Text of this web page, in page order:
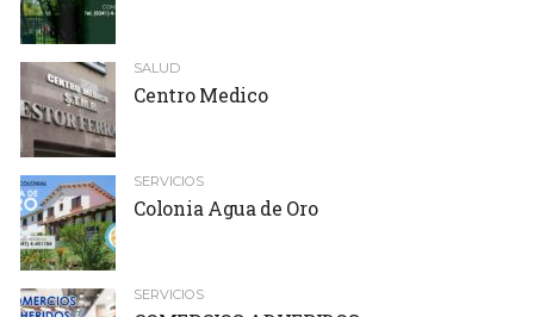
SALUD
Centro Medico
SERVICIOS
Colonia Agua de Oro
SERVICIOS